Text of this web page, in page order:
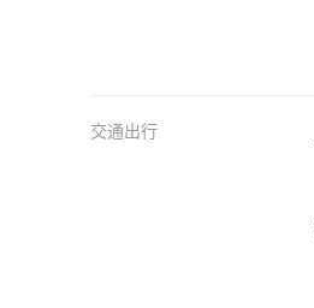
交通出行